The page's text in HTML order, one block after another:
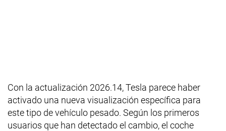
Con la actualización 2026.14, Tesla parece haber
activado una nueva visualización específica para
este tipo de vehículo pesado. Según los primeros
usuarios que han detectado el cambio, el coche